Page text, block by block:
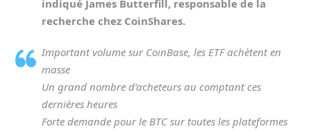
indiqué James Butterfill, responsable de la
recherche chez CoinShares.
Important volume sur CoinBase, les ETF achètent en
masse
Un grand nombre d’acheteurs au comptant ces
dernières heures
Forte demande pour le BTC sur toutes les plateformes